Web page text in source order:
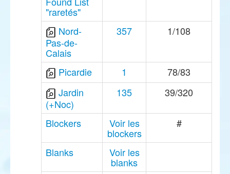
"raretés"
Nord-
Pas-de-
Calais
357 1/108
Picardie 1
78/83
Jardin
(+Noc)
135 39/320
Blockers Voir les
blockers
#
Blanks Voir les
blanks